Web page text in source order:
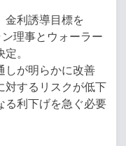
金利誘導目標を
理事とウォーラー
。
しが明らかに改善
対するリスクが低下
る利下げを急ぐ必要